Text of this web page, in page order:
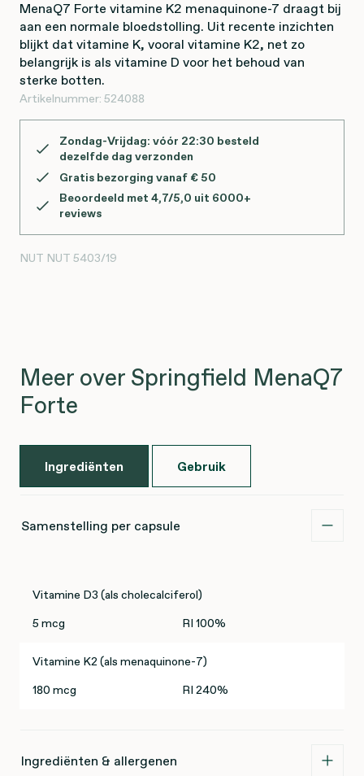
MenaQ7 Forte vitamine K2 menaquinone-7 draagt bij
aan een normale bloedstolling. Uit recente inzichten
blijkt dat vitamine K, vooral vitamine K2, net zo
belangrijk is als vitamine D voor het behoud van
sterke botten.
Artikelnummer: 524088
Zondag-Vrijdag: vóór 22:30 besteld
dezelfde dag verzonden
Gratis bezorging vanaf € 50
Beoordeeld met 4,7/5,0 uit 6000+
reviews
NUT NUT 5403/19
Meer over Springfield MenaQ7
Forte
Ingrediënten Gebruik
Samenstelling per capsule
Vitamine D3 (als cholecalciferol)
5 mcg
RI 100%
Vitamine K2 (als menaquinone-7)
180 mcg
RI 240%
Ingrediënten & allergenen